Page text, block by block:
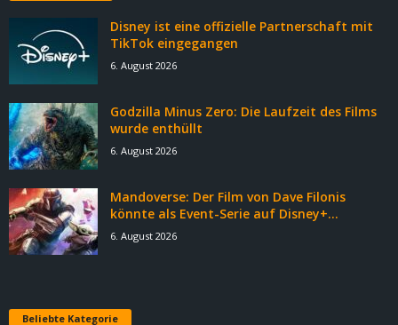
Disney ist eine offizielle Partnerschaft mit
TikTok eingegangen
6. August 2026
Godzilla Minus Zero: Die Laufzeit des Films
wurde enthüllt
6. August 2026
Mandoverse: Der Film von Dave Filonis
könnte als Event-Serie auf Disney+...
6. August 2026
Beliebte Kategorie